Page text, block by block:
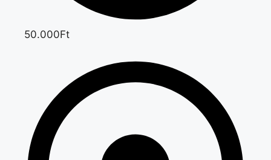
50.000Ft